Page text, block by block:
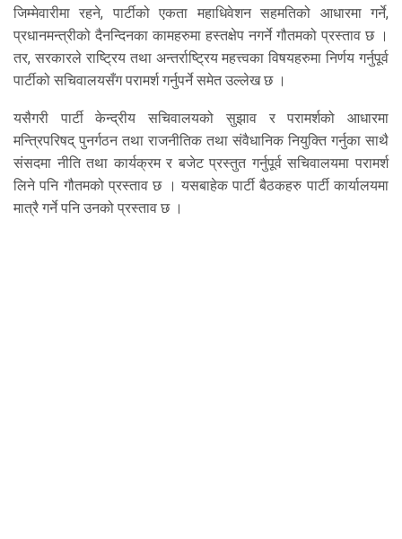
जिम्मेवारीमा रहने, पार्टीको एकता महाधिवेशन सहमतिको आधारमा गर्ने,
प्रधानमन्त्रीको दैनन्दिनका कामहरुमा हस्तक्षेप नगर्ने गौतमको प्रस्ताव छ ।
तर, सरकारले राष्ट्रिय तथा अन्तर्राष्ट्रिय महत्त्वका विषयहरुमा निर्णय गर्नुपूर्व
पार्टीको सचिवालयसँग परामर्श गर्नुपर्ने समेत उल्लेख छ ।
यसैगरी पार्टी केन्द्रीय सचिवालयको सुझाव र परामर्शको आधारमा
मन्त्रिपरिषद् पुनर्गठन तथा राजनीतिक तथा संवैधानिक नियुक्ति गर्नुका साथै
संसदमा नीति तथा कार्यक्रम र बजेट प्रस्तुत गर्नुपूर्व सचिवालयमा परामर्श
लिने पनि गौतमको प्रस्ताव छ । यसबाहेक पार्टी बैठकहरु पार्टी कार्यालयमा
मात्रै गर्ने पनि उनको प्रस्ताव छ ।